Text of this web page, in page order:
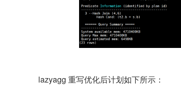
lazyagg 重写优化后计划如下所示：